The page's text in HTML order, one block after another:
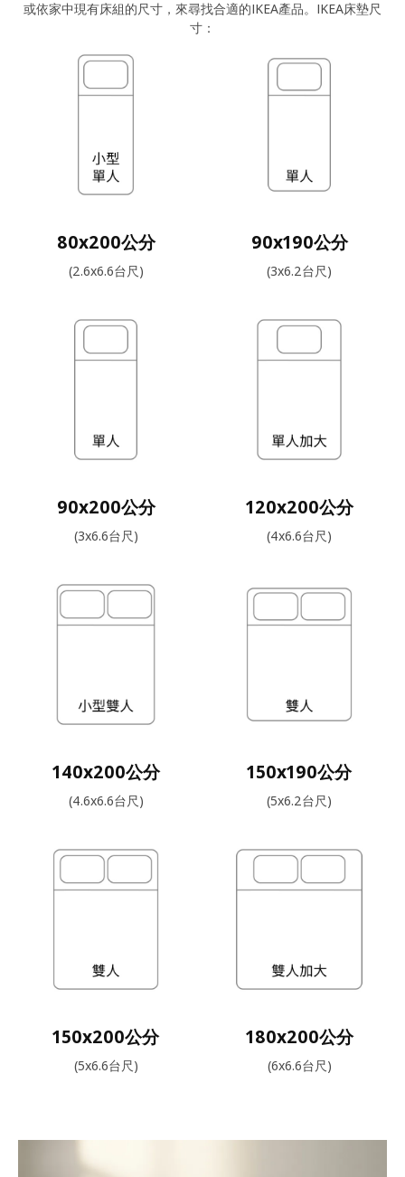
或依家中現有床組的尺寸，來尋找合適的IKEA產品。IKEA床墊尺
寸：
80x200公分
(2.6x6.6台尺)
90x190公分
(3x6.2台尺)
90x200公分
(3x6.6台尺)
120x200公分
(4x6.6台尺)
140x200公分
(4.6x6.6台尺)
150x190公分
(5x6.2台尺)
150x200公分
(5x6.6台尺)
180x200公分
(6x6.6台尺)